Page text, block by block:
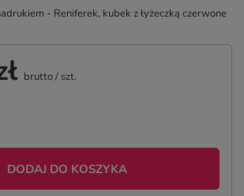
- Reniferek, kubek z łyżeczką czerwone
brutto/ szt.
DODAJ DO KOSZYKA